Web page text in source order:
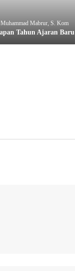
Mabrur, S. Kom
Tahun Ajaran Baru